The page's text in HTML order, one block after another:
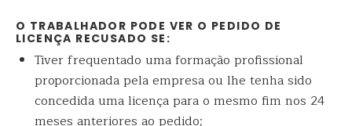
O TRABALHADOR PODE VER O PEDIDO DE
LICENÇA RECUSADO SE:
Tiver frequentado uma formação profissional
proporcionada pela empresa ou lhe tenha sido
concedida uma licença para o mesmo fim nos 24
meses anteriores ao pedido;